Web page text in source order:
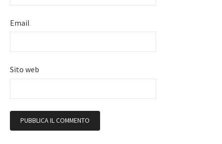
Email
Sito web